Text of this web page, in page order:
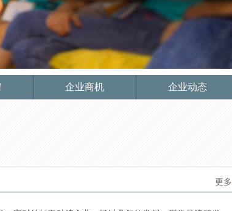
企业商机 企业动态
更多